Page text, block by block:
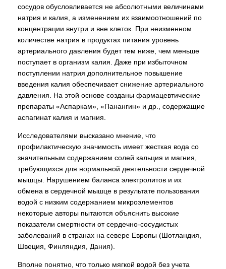
сосудов обусловливается не абсолютными величинами
натрия и калия, а изменением их взаимоотношений по
концентрации внутри и вне клеток. При неизменном
количестве натрия в продуктах питания уровень
артериального давления будет тем ниже, чем меньше
поступает в организм калия. Даже при избыточном
поступлении натрия дополнительное повышение
введения калия обеспечивает снижение артериального
давления. На этой основе созданы фармацевтические
препараты «Аспаркам», «Панангин» и др., содержащие
аспагинат калия и магния.
Исследователями высказано мнение, что
профилактическую значимость имеет жесткая вода со
значительным содержанием солей кальция и магния,
требующихся для нормальной деятельности сердечной
мышцы. Нарушением баланса электролитов и их
обмена в сердечной мышце в результате пользования
водой с низким содержанием микроэлементов
некоторые авторы пытаются объяснить высокие
показатели смертности от сердечно-сосудистых
заболеваний в странах на севере Европы (Шотландия,
Швеция, Финляндия, Дания).
Вполне понятно, что только мягкой водой без учета